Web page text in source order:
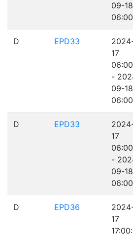
09-18
D EPD33
17
-
09-18
D EPD33
17
-
09-18
D EPD36
17